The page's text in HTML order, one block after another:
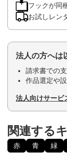
フックが同
お試しレン
法人の方へは
請求書での
作品選定や
法人向けサービ
関連する
赤 青 緑